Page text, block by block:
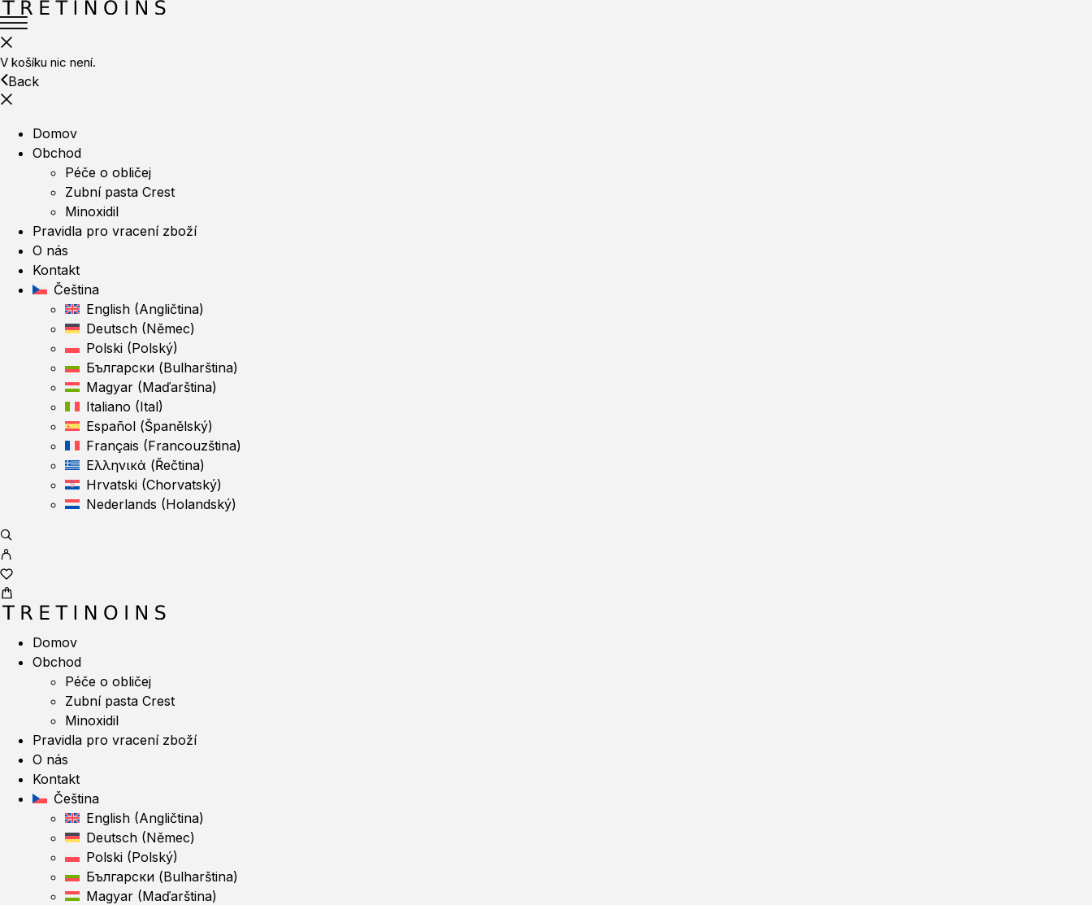
V košíku nic není.
Back
Domov
Obchod
Péče o obličej
Zubní pasta Crest
Minoxidil
Pravidla pro vracení zboží
O nás
Kontakt
Čeština
English (Angličtina)
Deutsch (Němec)
Polski (Polský)
Български (Bulharština)
Magyar (Maďarština)
Italiano (Ital)
Español (Španělský)
Français (Francouzština)
Ελληνικά (Řečtina)
Hrvatski (Chorvatský)
Nederlands (Holandský)
Domov
Obchod
Péče o obličej
Zubní pasta Crest
Minoxidil
Pravidla pro vracení zboží
O nás
Kontakt
Čeština
English (Angličtina)
Deutsch (Němec)
Polski (Polský)
Български (Bulharština)
Magyar (Maďarština)